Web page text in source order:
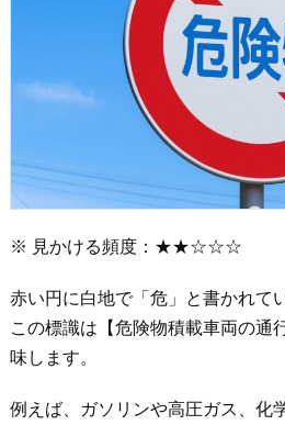
※ 見かける頻度：★★☆☆☆
赤い円に白地で「危」と書かれて
この標識は【危険物積載車両の通
味します。
例えば、ガソリンや高圧ガス、化